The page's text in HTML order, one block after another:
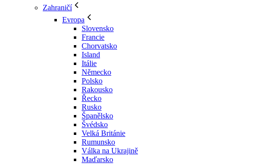
Zahraničí
Evropa
Slovensko
Francie
Chorvatsko
Island
Itálie
Německo
Polsko
Rakousko
Řecko
Rusko
Španělsko
Švédsko
Velká Británie
Rumunsko
Válka na Ukrajině
Maďarsko